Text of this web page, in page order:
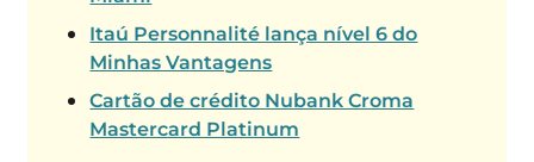
Itaú Personnalité lança nível 6 do
Minhas Vantagens
Cartão de crédito Nubank Croma
Mastercard Platinum